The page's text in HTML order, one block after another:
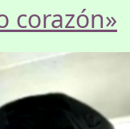
corazón»